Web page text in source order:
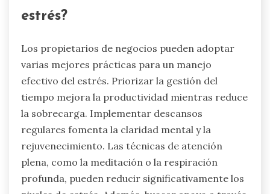
estrés?
Los propietarios de negocios pueden adoptar
varias mejores prácticas para un manejo
efectivo del estrés. Priorizar la gestión del
tiempo mejora la productividad mientras reduce
la sobrecarga. Implementar descansos
regulares fomenta la claridad mental y la
rejuvenecimiento. Las técnicas de atención
plena, como la meditación o la respiración
profunda, pueden reducir significativamente los